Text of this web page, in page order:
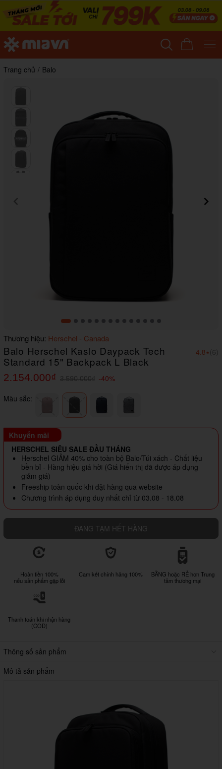
Trang chủ / Balo
Item
1
of
14
Thương hiệu: Herschel - Canada
Balo Herschel Kaslo Daypack Tech
Standard 15" Backpack L Black
2.154.000₫ 3.590.000₫ -40%
4.8⭑ (6)
Màu sắc:
Khuyến mãi
HERSCHEL SIÊU SALE ĐẦU THÁNG
Herschel GIẢM 40% cho toàn bộ Balo/Túi xách - Chất liệu
bền bỉ - Hàng hiệu giá hời (Giá hiển thị đã được áp dụng
giảm giá)
Freeship toàn quốc khi đặt hàng qua website
Chương trình áp dụng duy nhất chỉ từ 03.08 - 18.08
ĐANG TẠM HẾT HÀNG
Hoàn tiền 100%
nếu sản phẩm gặp lỗi
Cam kết chính hãng 100%
BẰNG hoặc RẺ hơn Trung
tâm thương mại
Thanh toán khi nhận hàng
(COD)
Thông số sản phẩm
Mô tả sản phẩm